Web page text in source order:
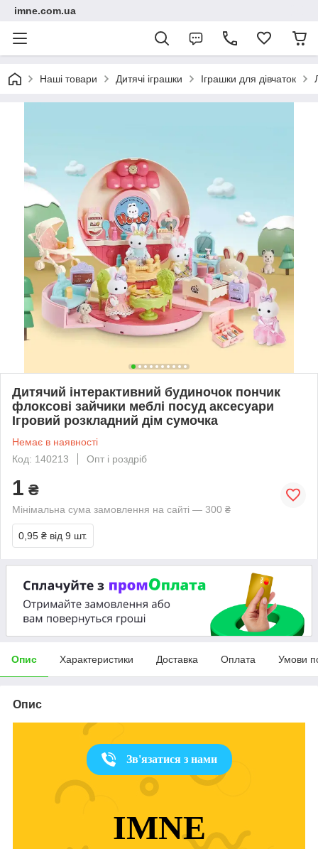
imne.com.ua
Наші товари Дитячі іграшки Іграшки для дівчаток
Дитячий інтерактивний будиночок пончик
флоксові зайчики меблі посуд аксесуари
Ігровий розкладний дім сумочка
Немає в наявності
Код: 140213
Опт і роздріб
1 ₴
Мінімальна сума замовлення на сайті — 300 ₴
0,95 ₴ від 9 шт.
Опис Характеристики Доставка Оплата Умови
Опис
Зв'язатися з нами
IMNE